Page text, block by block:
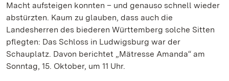
Macht aufsteigen konnten – und genauso schnell wieder
abstürzten. Kaum zu glauben, dass auch die
Landesherren des biederen Württemberg solche Sitten
pflegten: Das Schloss in Ludwigsburg war der
Schauplatz. Davon berichtet „Mätresse Amanda“ am
Sonntag, 15. Oktober, um 11 Uhr.